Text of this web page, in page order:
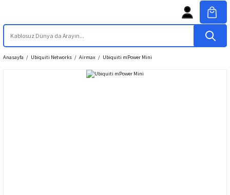
Anasayfa Ubiquiti Networks Airmax Ubiquiti mPower Mini